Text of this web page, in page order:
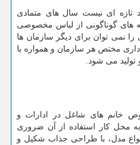
تازه ای نیست سال های متمادی
های گوناگونی از لباس مخصوصی
را نمی توان برای دیگر سازمان ها
مختص هر سازمان و همواره با
می شود.
خانم های شاغل در ادارات و
محل کار استفاده از آن ضروری
مدل، با طراحی جذاب شکیل و